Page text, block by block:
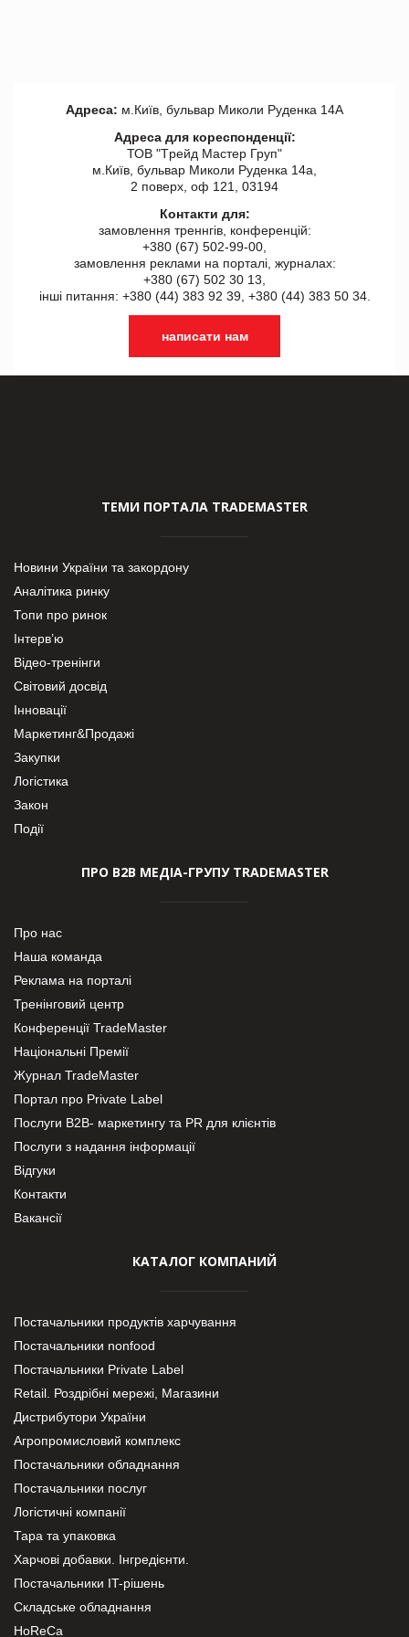
Адреса: м.Київ, бульвар Миколи Руденка 14А
Адреса для кореспонденції:
ТОВ "Tрейд Мастер Груп"
м.Київ, бульвар Миколи Руденка 14а,
2 поверх, оф 121, 03194
Контакти для:
замовлення треннгів, конференцій:
+380 (67) 502-99-00,
замовлення реклами на порталі, журналах:
+380 (67) 502 30 13,
інші питання: +380 (44) 383 92 39, +380 (44) 383 50 34.
написати нам
ТЕМИ ПОРТАЛА TRADEMASTER
Новини України та закордону
Аналітика ринку
Топи про ринок
Інтерв’ю
Відео-тренінги
Світовий досвід
Інновації
Маркетинг&Продажі
Закупки
Логістика
Закон
Події
ПРО В2В МЕДІА-ГРУПУ TRADEMASTER
Про нас
Наша команда
Реклама на порталі
Тренінговий центр
Конференції TradeMaster
Національні Премії
Журнал TradeMaster
Портал про Private Label
Послуги В2В- маркетингу та PR для клієнтів
Послуги з надання інформації
Відгуки
Контакти
Вакансії
КАТАЛОГ КОМПАНИЙ
Постачальники продуктів харчування
Постачальники nonfood
Постачальники Private Label
Retail. Роздрібні мережі, Магазини
Дистрибутори України
Агропромисловий комплекс
Постачальники обладнання
Постачальники послуг
Логістичні компанії
Тара та упаковка
Харчові добавки. Інгредієнти.
Постачальники IT-рішень
Складське обладнання
HoReCa